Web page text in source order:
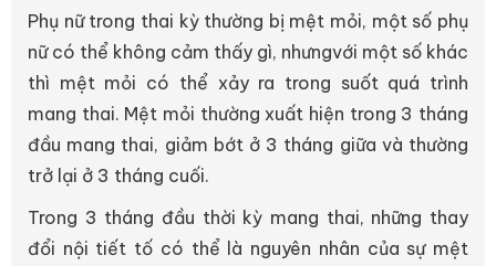
Phụ nữ trong thai kỳ thường bị mệt mỏi, một số phụ
nữ có thể không cảm thấy gì, nhưngvới một số khác
thì mệt mỏi có thể xảy ra trong suốt quá trình
mang thai. Mệt mỏi thường xuất hiện trong 3 tháng
đầu mang thai, giảm bớt ở 3 tháng giữa và thường
trở lại ở 3 tháng cuối.
Trong 3 tháng đầu thời kỳ mang thai, những thay
đổi nội tiết tố có thể là nguyên nhân của sự mệt